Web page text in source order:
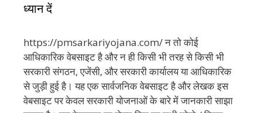
ध्यान दें
https://pmsarkariyojana.com/ न तो कोई
आधिकारिक वेबसाइट है और न ही किसी भी तरह से किसी भी
सरकारी संगठन, एजेंसी, और सरकारी कार्यालय या आधिकारिक
से जुड़ी हुई है। यह एक सार्वजनिक वेबसाइट है और लेखक इस
वेबसाइट पर केवल सरकारी योजनाओं के बारे में जानकारी साझा